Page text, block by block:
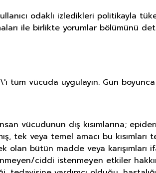
odaklı izledikleri politikayla
ile birlikte yorumlar bölümünü
tüm vücuda uygulayın. Gün
vücudunun dış kısımlarına;
tek veya temel amacı bu
olan bütün madde veya karışımları
ciddi istenmeyen etkiler